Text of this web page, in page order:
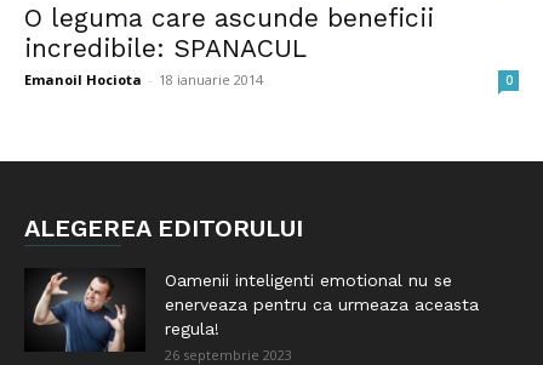
O leguma care ascunde beneficii
incredibile: SPANACUL
Emanoil Hociota - 18 ianuarie 2014 0
ALEGEREA EDITORULUI
Oamenii inteligenti emotional nu se
enerveaza pentru ca urmeaza aceasta
regula!
26 septembrie 2023